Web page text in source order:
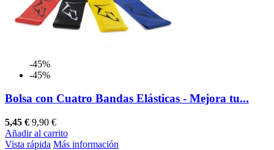
-45%
-45%
Bolsa con Cuatro Bandas Elásticas - Mejora tu...
5,45 € 9,90 €
Añadir al carrito
Vista rápida Más información